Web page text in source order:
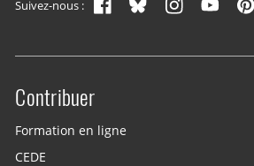
Suivez-nous :
Site menu
Contribuer
Formation en ligne
CEDE